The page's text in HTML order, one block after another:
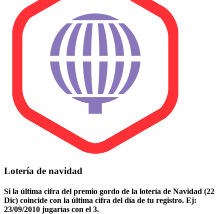
Lotería de navidad
Si la última cifra del premio gordo de la lotería de Navidad (22
Dic) coincide con la última cifra del día de tu registro. Ej:
23/09/2010 jugarías con el 3.